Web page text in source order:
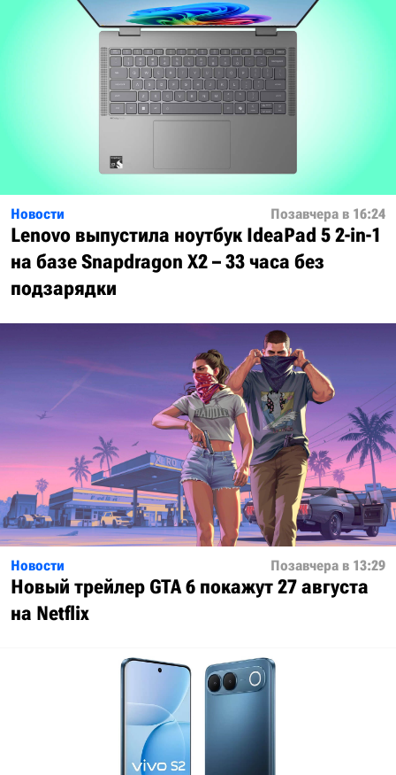
Новости Позавчера в 16:24
Lenovo выпустила ноутбук IdeaPad 5 2-in-1
на базе Snapdragon X2 – 33 часа без
подзарядки
Новости Позавчера в 13:29
Новый трейлер GTA 6 покажут 27 августа
на Netflix